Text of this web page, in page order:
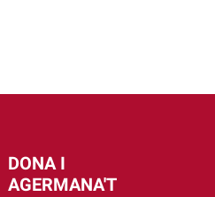
DONA I
AGERMANA'T